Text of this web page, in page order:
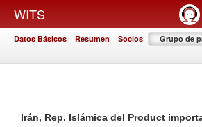
WITS
Datos Básicos Resumen Socios Grupo de
Irán, Rep. Islámica del Product